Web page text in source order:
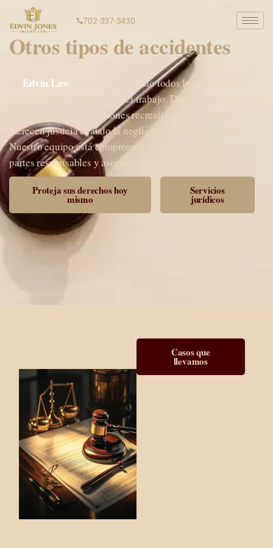
702-337-3430
Otros tipos de accidentes
Edvin Law, entendemos que no todos los accidentes
ocurren en la carretera o en el trabajo. Desde percances en el
transporte público a lesiones recreativas, las víctimas
merecen justicia cuando la negligencia conduce al daño.
Nuestro equipo está comprometido a responsabilizar a las
partes responsables y asegurar la máxima compensación.
Proteja sus derechos hoy
mismo
Servicios
jurídicos
Casos que
llevamos